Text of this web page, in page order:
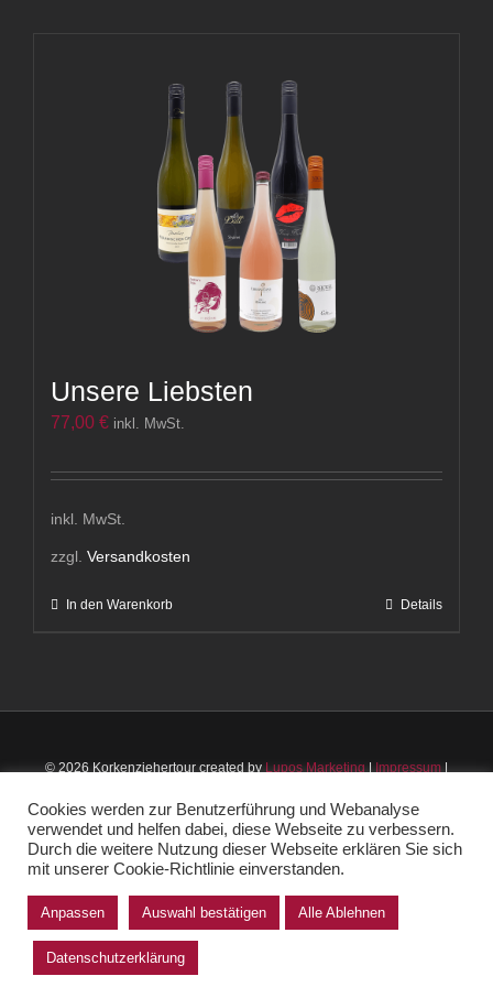
Unsere Liebsten
77,00 € inkl. MwSt.
inkl. MwSt.
zzgl. Versandkosten
In den Warenkorb Details
© 2026 Korkenziehertour created by Lupos Marketing Impressum
Instagram
Facebook
Vertrag widerrufen
Cookies werden zur Benutzerführung und Webanalyse
verwendet und helfen dabei, diese Webseite zu verbessern.
Durch die weitere Nutzung dieser Webseite erklären Sie sich
mit unserer Cookie-Richtlinie einverstanden.
Anpassen Auswahl bestätigen Alle Ablehnen
Datenschutzerklärung